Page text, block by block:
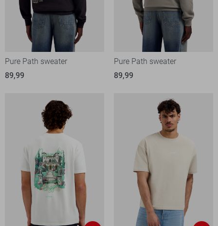
Pure Path sweater
89,99
Pure Path sweater
89,99